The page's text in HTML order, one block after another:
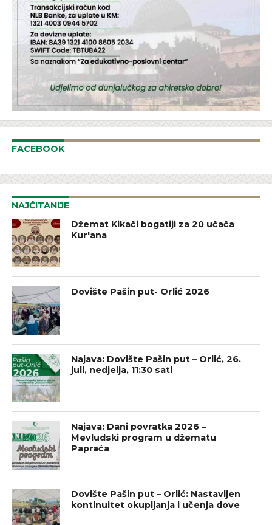
FACEBOOK
NAJČITANIJE
Džemat Kikači bogatiji za 20 učača
Kur'ana
Dovište Pašin put- Orlić 2026
Najava: Dovište Pašin put – Orlić, 26.
juli, nedjelja, 11:30 sati
Najava: Dani povratka 2026 –
Mevludski program u džematu
Papraća
Dovište Pašin put – Orlić: Nastavljen
kontinuitet okupljanja i učenja dove